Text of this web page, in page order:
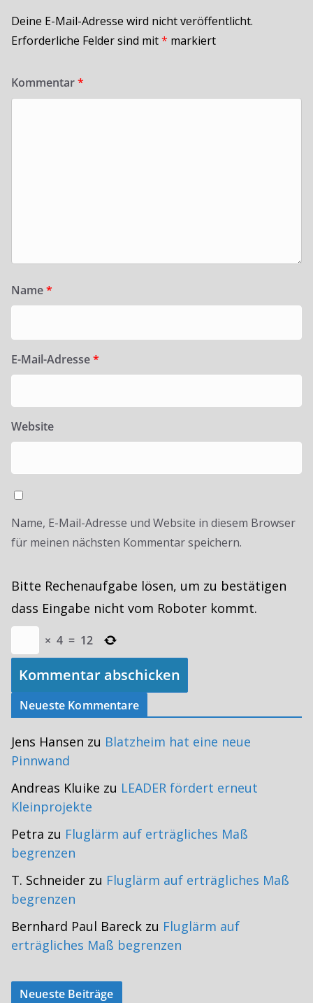
Deine E-Mail-Adresse wird nicht veröffentlicht.
Erforderliche Felder sind mit* markiert
Kommentar*
Name*
E-Mail-Adresse*
Website
Name, E-Mail-Adresse und Website in diesem Browser
für meinen nächsten Kommentar speichern.
Bitte Rechenaufgabe lösen, um zu bestätigen
dass Eingabe nicht vom Roboter kommt.
× 4 = 12
Neueste Kommentare
Jens Hansen zu Blatzheim hat eine neue
Pinnwand
Andreas Kluike zu LEADER fördert erneut
Kleinprojekte
Petra zu Fluglärm auf erträgliches Maß
begrenzen
T. Schneider zu Fluglärm auf erträgliches Maß
begrenzen
Bernhard Paul Bareck zu Fluglärm auf
erträgliches Maß begrenzen
Neueste Beiträge